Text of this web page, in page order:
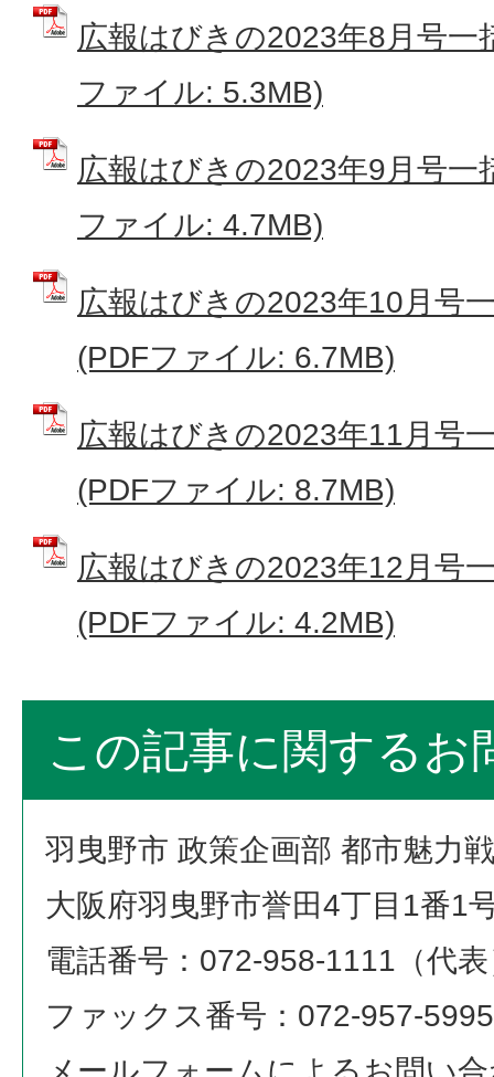
広報はびきの2023年8月号一
ファイル: 5.3MB)
広報はびきの2023年9月号一
ファイル: 4.7MB)
広報はびきの2023年10月号
(PDFファイル: 6.7MB)
広報はびきの2023年11月号
(PDFファイル: 8.7MB)
広報はびきの2023年12月号
(PDFファイル: 4.2MB)
この記事に関するお
羽曳野市 政策企画部 都市魅力
大阪府羽曳野市誉田4丁目1番1
電話番号：072-958-1111（代
ファックス番号：072-957-5995